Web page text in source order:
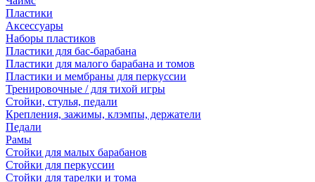
Пластики
Аксессуары
Наборы пластиков
Пластики для бас-барабана
Пластики для малого барабана и томов
Пластики и мембраны для перкуссии
Тренировочные / для тихой игры
Стойки, стулья, педали
Крепления, зажимы, клэмпы, держатели
Педали
Рамы
Стойки для малых барабанов
Стойки для перкуссии
Стойки для тарелки и тома